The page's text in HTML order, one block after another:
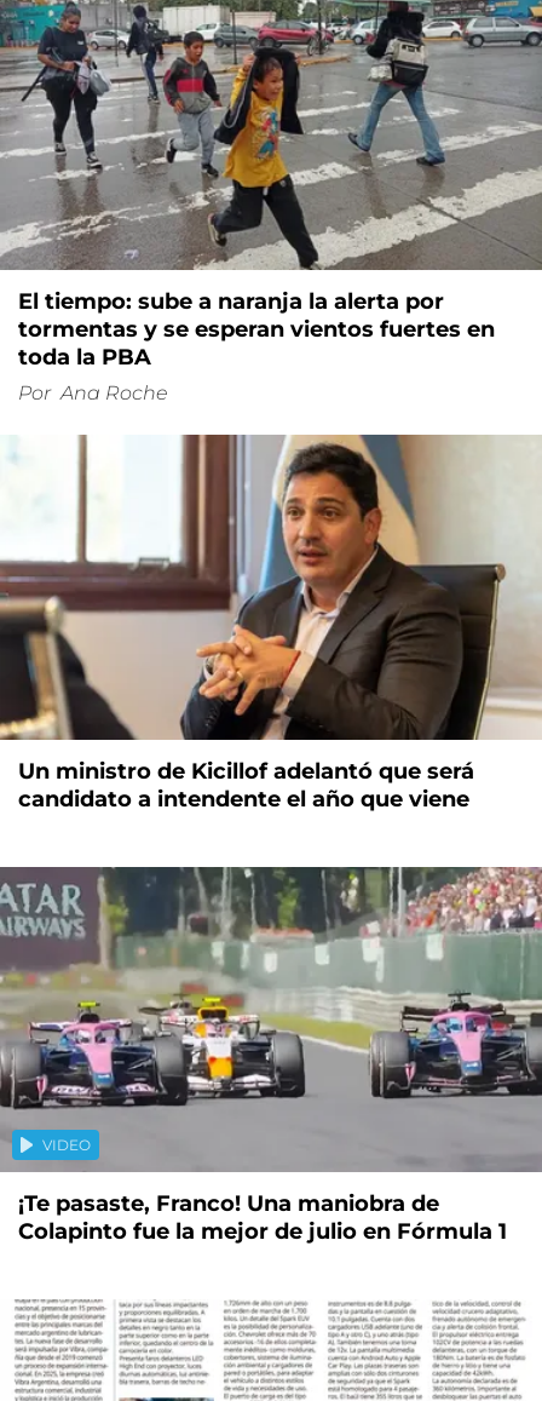
El tiempo: sube a naranja la alerta por
tormentas y se esperan vientos fuertes en
toda la PBA
Por Ana Roche
Un ministro de Kicillof adelantó que será
candidato a intendente el año que viene
VIDEO
¡Te pasaste, Franco! Una maniobra de
Colapinto fue la mejor de julio en Fórmula 1